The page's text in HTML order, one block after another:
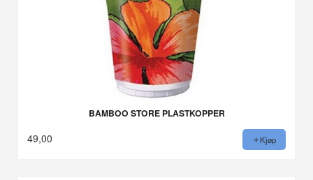
BAMBOO STORE PLASTKOPPER
49,00 Kjøp